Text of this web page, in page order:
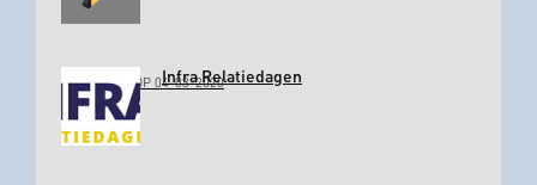
GEPLAATST OP 04-03-2020Infra Relatiedagen